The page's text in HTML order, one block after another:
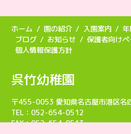
ホーム 園の紹介 入園案内
ブログ
お知らせ 保護者向け
個人情報保護方針
呉竹幼稚園
〒455-0053 愛知県名古屋市港区名
TEL：052-654-0512
FAX：052-654-0513